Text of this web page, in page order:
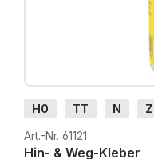
H0 TT N Z
H0e
Art.-Nr. 61121
Hin- & Weg-Kleber